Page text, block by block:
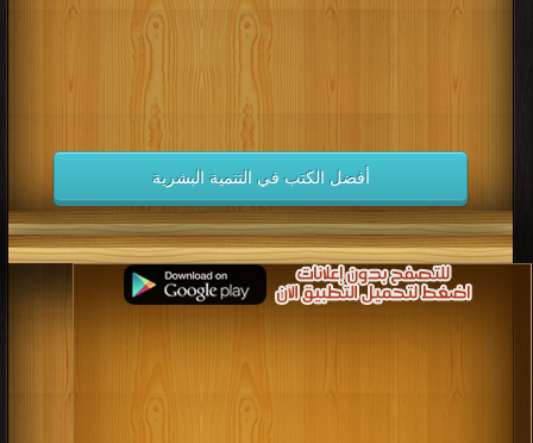
كتب 1990
كتب 1989 كتب 1988
كتب 1987
كتب 1984
كتب 1983
كتب 1980
كتب 1979
كتب 1978
كتب 1977 كتب 1976
كتب 1975
كتب 1974
كتب 1973 كتب 1972
كتب 1971
كتب 1970
كتب 1969 كتب 1968
كتب 1967
كتب 1966
كتب 1965 كتب 1964
كتب 1963
كتب 1962
كتب 1961 كتب 1960
كتب 1959
كتب 1957
كتب 1952
كتب 1951
أفضل الكتب في التنمية البشرية